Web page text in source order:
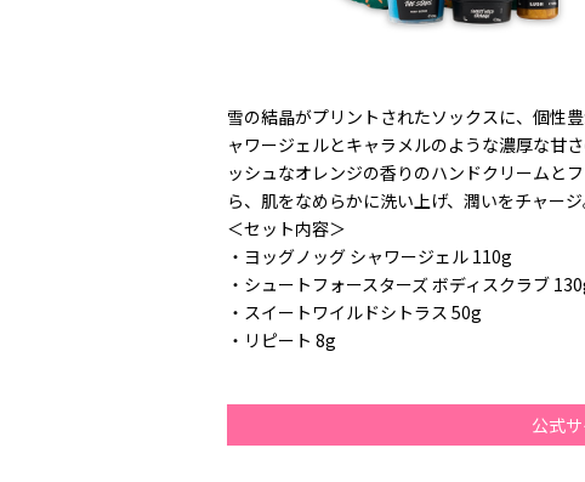
雪の結晶がプリントされたソックスに、個性
ャワージェルとキャラメルのような濃厚な甘
ッシュなオレンジの香りのハンドクリームと
ら、肌をなめらかに洗い上げ、潤いをチャー
＜セット内容＞
・ヨッグノッグ シャワージェル 110g
・シュートフォースターズ ボディスクラブ
・スイートワイルドシトラス 50g
・リピート 8g
公式